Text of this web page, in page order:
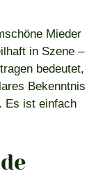
Mieder
in Szene –
bedeutet,
Bekenntnis
Es ist einfach